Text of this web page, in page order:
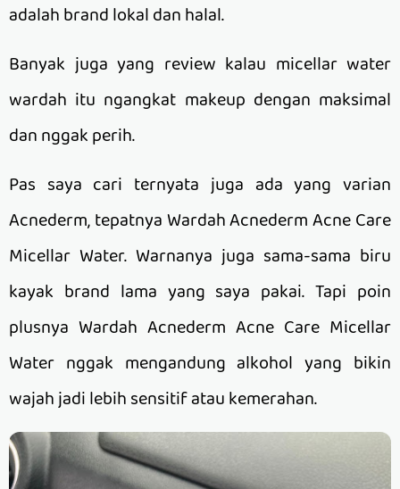
adalah brand lokal dan halal.
Banyak juga yang review kalau micellar water
wardah itu ngangkat makeup dengan maksimal
dan nggak perih.
Pas saya cari ternyata juga ada yang varian
Acnederm, tepatnya Wardah Acnederm Acne Care
Micellar Water. Warnanya juga sama-sama biru
kayak brand lama yang saya pakai. Tapi poin
plusnya Wardah Acnederm Acne Care Micellar
Water nggak mengandung alkohol yang bikin
wajah jadi lebih sensitif atau kemerahan.